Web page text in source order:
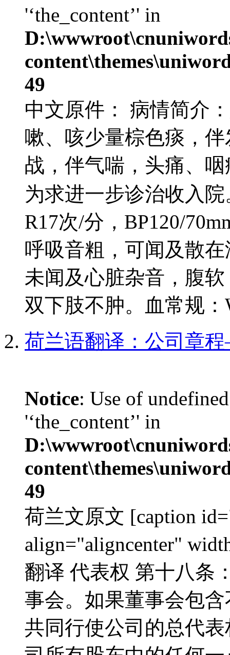
'‘the_content’' in
49
中文原件： 病情简介
嗽、咳少量棕色痰，
战，伴气喘，头痛、
为求进一步诊治收入
R17次/分，BP120/
呼吸音粗，可闻及散
未闻及心脏杂音，腹
双下肢不肿。血常规
荷兰语翻译：公司章
Notice: Use of
'‘the_content’' in
49
荷兰文原文 [caption
align="aligncenter"
翻译 代表权 第十八条
事会。如果董事会包
共同行使公司的总代